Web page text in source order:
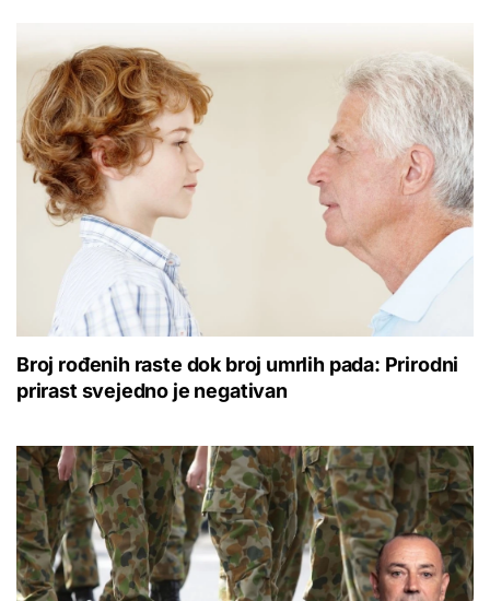
Broj rođenih raste dok broj umrlih pada: Prirodni
prirast svejedno je negativan